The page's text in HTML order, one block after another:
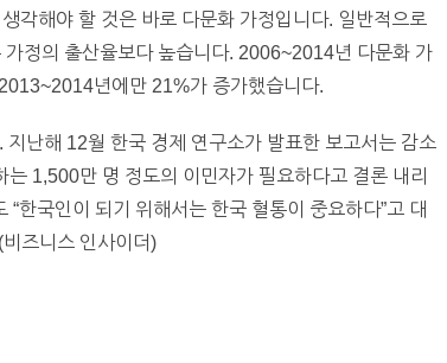
각해야 할 것은 바로 다문화 가정입니다. 일반적으로
정의 출산율보다 높습니다. 2006~2014년 다문화 가
년에만 21%가 증가했습니다.
난해 12월 한국 경제 연구소가 발표한 보고서는 감소
1,500만 명 정도의 이민자가 필요하다고 결론 내리
한국인이 되기 위해서는 한국 혈통이 중요하다”고 대
즈니스 인사이더)